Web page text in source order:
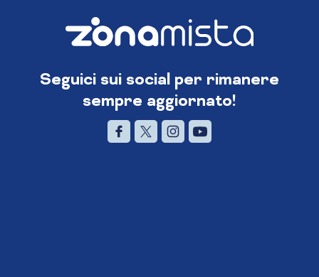
Seguici sui social per rimanere
sempre aggiornato!